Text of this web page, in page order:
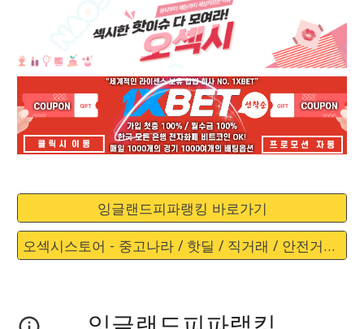
잉글랜드피파랭킹 바로가기
오섹시스토어 - 중고나라 / 핫딜 / 직거래 / 안전거래 바로가기